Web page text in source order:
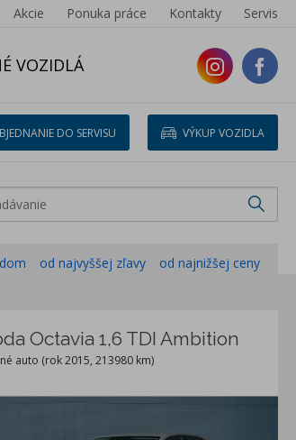
Akcie Ponuka práce Kontakty Servis
VOZIDLÁ
DO SERVISU VÝKUP VOZIDLA
od najvyššej zľavy od najnižšej ceny
Octavia 1,6 TDI Ambition
auto (rok 2015, 213980 km)